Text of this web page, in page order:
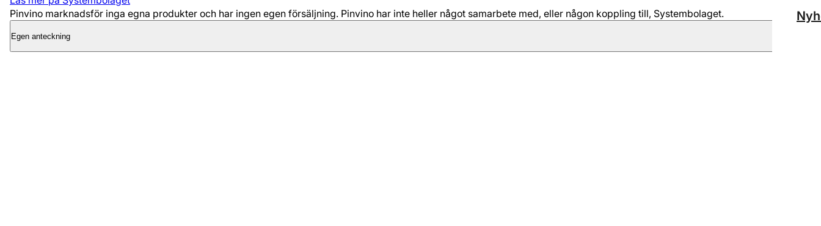
Pinvino marknadsför inga egna produkter och har ingen egen försäljning. Pinvino har inte heller något samarbete med, eller någon koppling till, Systembolaget.
Egen anteckning